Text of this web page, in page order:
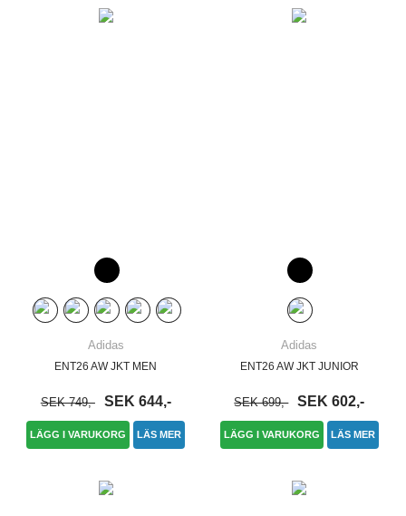
Adidas
ENT26 AW JKT MEN
SEK 749,- SEK 644,-
LÄGG I VARUKORG LÄS MER
Adidas
ENT26 AW JKT JUNIOR
SEK 699,- SEK 602,-
LÄGG I VARUKORG LÄS MER